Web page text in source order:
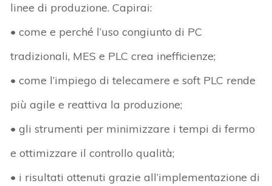
linee di produzione. Capirai:
• come e perché l’uso congiunto di PC
tradizionali, MES e PLC crea inefficienze;
• come l’impiego di telecamere e soft PLC rende
più agile e reattiva la produzione;
• gli strumenti per minimizzare i tempi di fermo
e ottimizzare il controllo qualità;
• i risultati ottenuti grazie all’implementazione di